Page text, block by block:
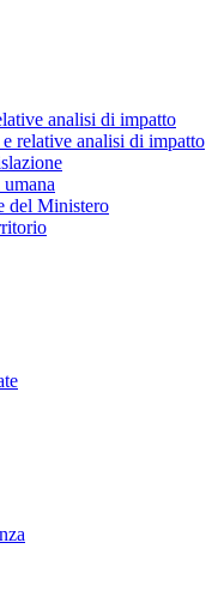
analisi di impatto
relative analisi di impatto
del Ministero